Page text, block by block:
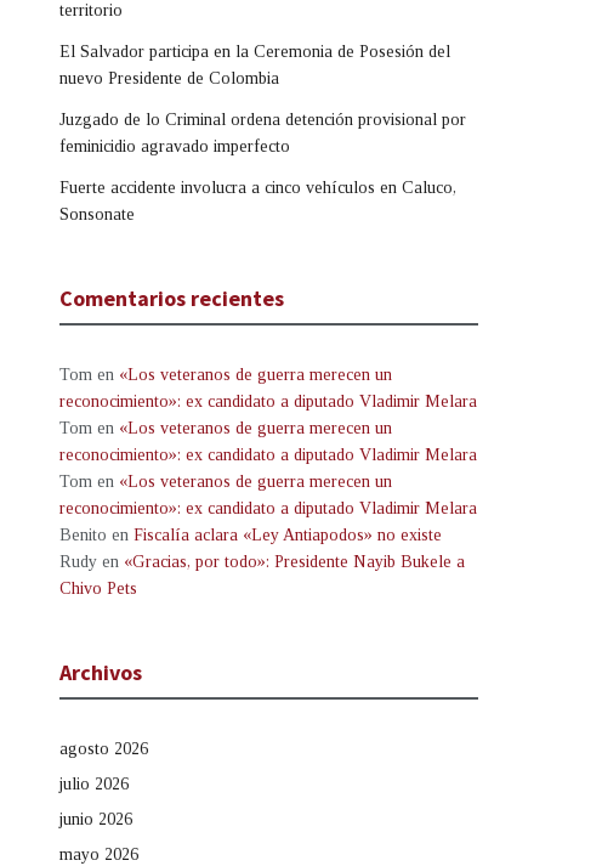
territorio
El Salvador participa en la Ceremonia de Posesión del
nuevo Presidente de Colombia
Juzgado de lo Criminal ordena detención provisional por
feminicidio agravado imperfecto
Fuerte accidente involucra a cinco vehículos en Caluco,
Sonsonate
Comentarios recientes
Tom en «Los veteranos de guerra merecen un
reconocimiento»: ex candidato a diputado Vladimir Melara
Tom en «Los veteranos de guerra merecen un
reconocimiento»: ex candidato a diputado Vladimir Melara
Tom en «Los veteranos de guerra merecen un
reconocimiento»: ex candidato a diputado Vladimir Melara
Benito en Fiscalía aclara «Ley Antiapodos» no existe
Rudy en «Gracias, por todo»: Presidente Nayib Bukele a
Chivo Pets
Archivos
agosto 2026
julio 2026
junio 2026
mayo 2026